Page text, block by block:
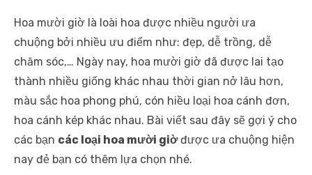
Hoa mười giờ là loài hoa được nhiều người ưa
chuộng bởi nhiều ưu điểm như: đẹp, dễ trồng, dễ
chăm sóc,… Ngày nay, hoa mười giờ đã được lai tạo
thành nhiều giống khác nhau thời gian nở lâu hơn,
màu sắc hoa phong phú, cón hiều loại hoa cánh đơn,
hoa cánh kép khác nhau. Bài viết sau đây sẽ gợi ý cho
các bạn các loại hoa mười giờđược ưa chuộng hiện
nay đẻ bạn có thêm lựa chọn nhé.